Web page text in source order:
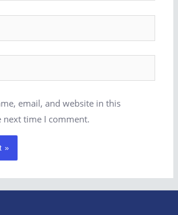
email, and website in this
time I comment.